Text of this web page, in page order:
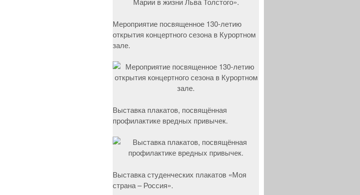
Мероприятие посвященное 130-летию
открытия концертного сезона в Курортном
зале.
Выставка плакатов, посвящённая
профилактике вредных привычек.
Выставка студенческих плакатов «Моя
страна – Россия».